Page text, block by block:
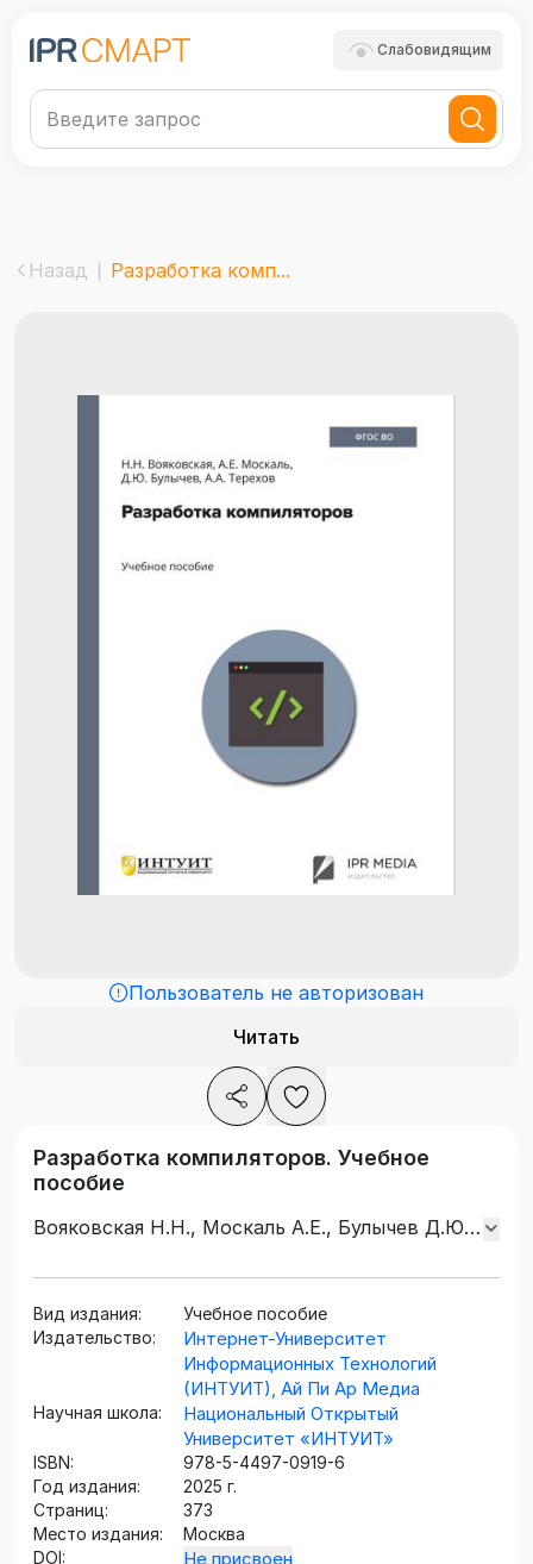
Слабовидящим
Назад Разработка комп...
Пользователь не авторизован
Читать
Разработка компиляторов. Учебное
пособие
Вояковская Н.Н., Москаль А.Е., Булычев Д.Ю.,
Вид издания:
Учебное пособие
Издательство:
Интернет-Университет
Информационных Технологий
(ИНТУИТ), Ай Пи Ар Медиа
Научная школа:
Национальный Открытый
Университет «ИНТУИТ»
ISBN:
978-5-4497-0919-6
Год издания:
2025 г.
Страниц:
373
Место издания:
Москва
DOI:
Не присвоен